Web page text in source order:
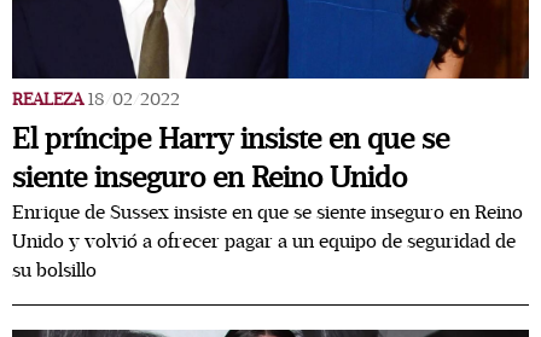
REALEZA 18/02/2022
El príncipe Harry insiste en que se
siente inseguro en Reino Unido
Enrique de Sussex insiste en que se siente inseguro en Reino
Unido y volvió a ofrecer pagar a un equipo de seguridad de
su bolsillo